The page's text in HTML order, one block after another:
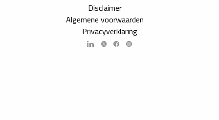
Disclaimer
Algemene voorwaarden
Privacyverklaring